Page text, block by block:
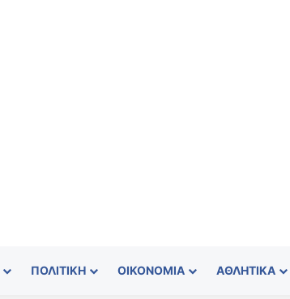
ΠΟΛΙΤΙΚΉ ΟΙΚΟΝΟΜΊΑ ΑΘΛΗΤΙΚΆ